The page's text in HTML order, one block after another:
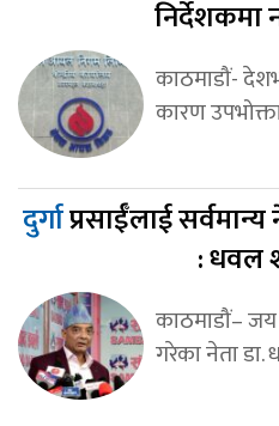
निर्देशकमा
काठमाडौं-
कारण
दुर्गाप्रसाईँलाई
: धवल
काठमाडौं– जय
गरेका नेता